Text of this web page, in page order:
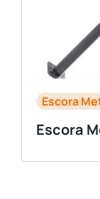
Escora
Escora